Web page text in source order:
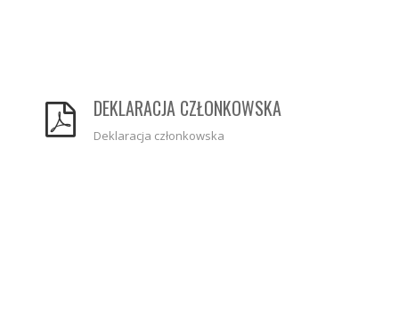
DEKLARACJA CZŁONKOWSKA
Deklaracja członkowska